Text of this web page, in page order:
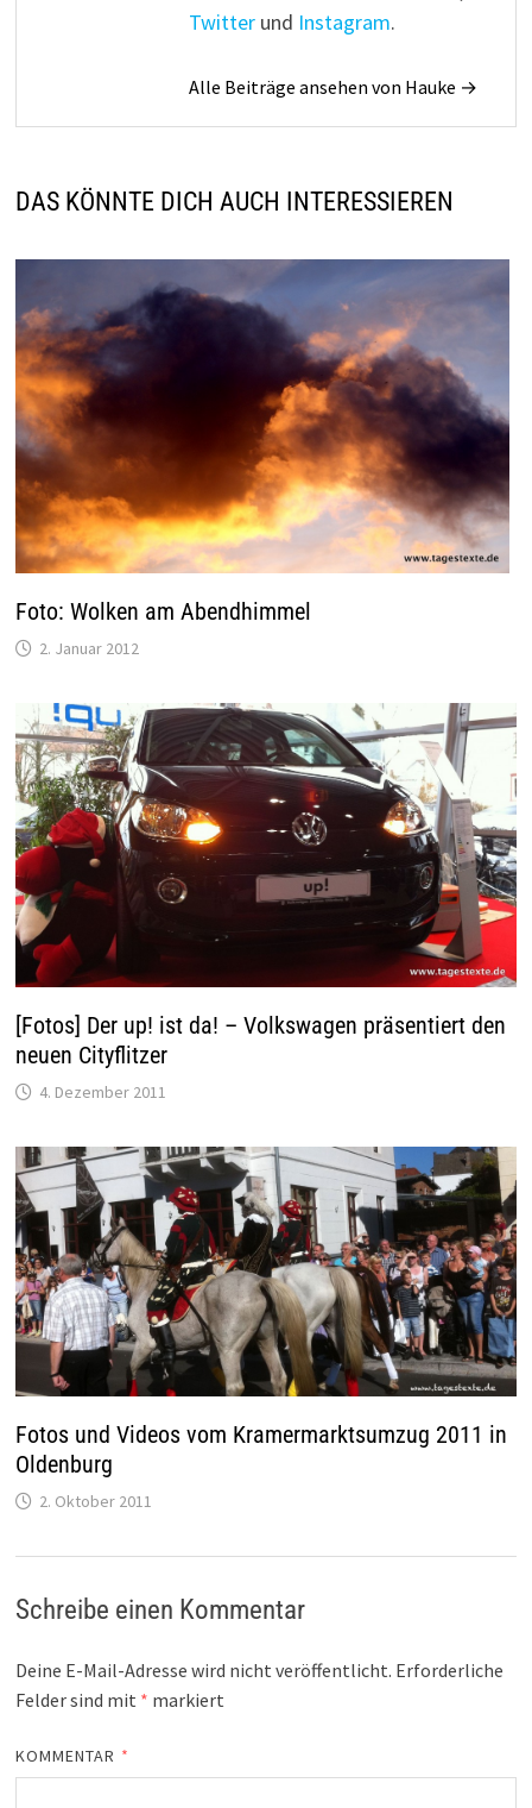
Twitterund Instagram.
Alle Beiträge ansehen von Hauke →
DAS KÖNNTE DICH AUCH INTERESSIEREN
Foto: Wolken am Abendhimmel
2. Januar 2012
[Fotos] Der up! ist da! – Volkswagen präsentiert den
neuen Cityflitzer
4. Dezember 2011
Fotos und Videos vom Kramermarktsumzug 2011 in
Oldenburg
2. Oktober 2011
Schreibe einen Kommentar
Deine E-Mail-Adresse wird nicht veröffentlicht. Erforderliche
Felder sind mit * markiert
KOMMENTAR *